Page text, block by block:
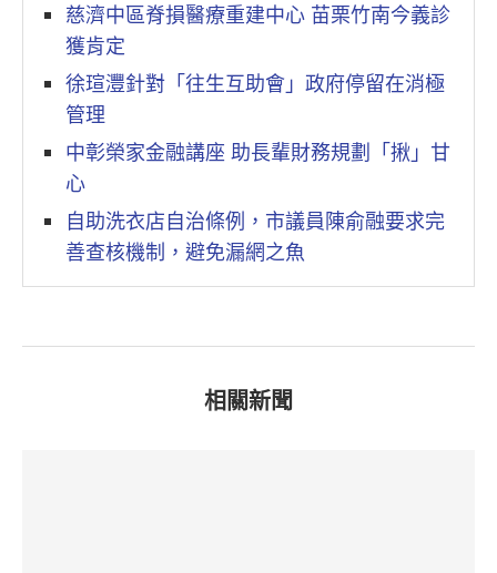
慈濟中區脊損醫療重建中心 苗栗竹南今義診
獲肯定
徐瑄灃針對「往生互助會」政府停留在消極
管理
中彰榮家金融講座 助長輩財務規劃「揪」甘
心
自助洗衣店自治條例，市議員陳俞融要求完
善查核機制，避免漏網之魚
相關新聞